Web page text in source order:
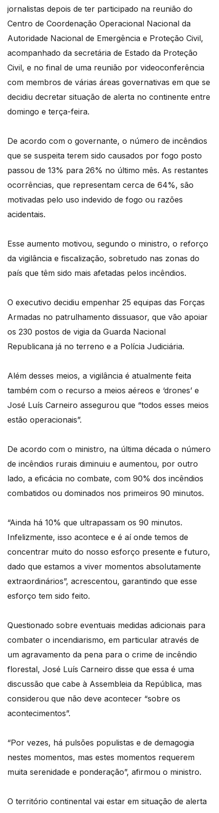
jornalistas depois de ter participado na reunião do
Centro de Coordenação Operacional Nacional da
Autoridade Nacional de Emergência e Proteção Civil,
acompanhado da secretária de Estado da Proteção
Civil, e no final de uma reunião por videoconferência
com membros de várias áreas governativas em que se
decidiu decretar situação de alerta no continente entre
domingo e terça-feira.
De acordo com o governante, o número de incêndios
que se suspeita terem sido causados por fogo posto
passou de 13% para 26% no último mês. As restantes
ocorrências, que representam cerca de 64%, são
motivadas pelo uso indevido de fogo ou razões
acidentais.
Esse aumento motivou, segundo o ministro, o reforço
da vigilância e fiscalização, sobretudo nas zonas do
país que têm sido mais afetadas pelos incêndios.
O executivo decidiu empenhar 25 equipas das Forças
Armadas no patrulhamento dissuasor, que vão apoiar
os 230 postos de vigia da Guarda Nacional
Republicana já no terreno e a Polícia Judiciária.
Além desses meios, a vigilância é atualmente feita
também com o recurso a meios aéreos e ‘drones’ e
José Luís Carneiro assegurou que “todos esses meios
estão operacionais”.
De acordo com o ministro, na última década o número
de incêndios rurais diminuiu e aumentou, por outro
lado, a eficácia no combate, com 90% dos incêndios
combatidos ou dominados nos primeiros 90 minutos.
“Ainda há 10% que ultrapassam os 90 minutos.
Infelizmente, isso acontece e é aí onde temos de
concentrar muito do nosso esforço presente e futuro,
dado que estamos a viver momentos absolutamente
extraordinários”, acrescentou, garantindo que esse
esforço tem sido feito.
Questionado sobre eventuais medidas adicionais para
combater o incendiarismo, em particular através de
um agravamento da pena para o crime de incêndio
florestal, José Luís Carneiro disse que essa é uma
discussão que cabe à Assembleia da República, mas
considerou que não deve acontecer “sobre os
acontecimentos”.
“Por vezes, há pulsões populistas e de demagogia
nestes momentos, mas estes momentos requerem
muita serenidade e ponderação”, afirmou o ministro.
O território continental vai estar em situação de alerta